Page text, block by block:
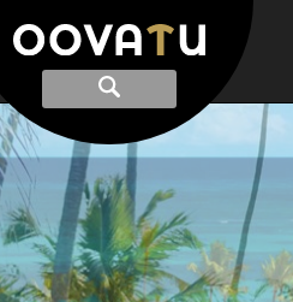
Afficher
recherche
Recherche